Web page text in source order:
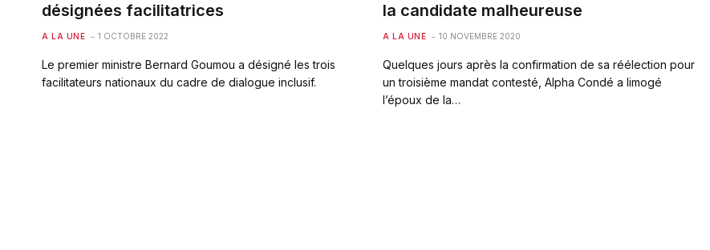
désignées facilitatrices
A LA UNE 1 OCTOBRE 2022
Le premier ministre Bernard Goumou a désigné les trois
facilitateurs nationaux du cadre de dialogue inclusif.
la candidate malheureuse
A LA UNE 10 NOVEMBRE 2020
Quelques jours après la confirmation de sa réélection pour
un troisième mandat contesté, Alpha Condé a limogé
l’époux de la…